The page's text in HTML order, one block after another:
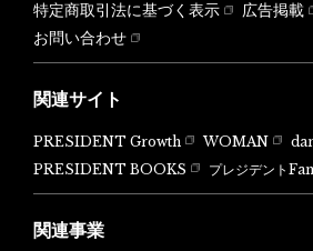
特定商取引法に基づく表示
広告掲載
お問い合わせ
関連サイト
PRESIDENT Growth WOMAN
PRESIDENT BOOKS
プレジデント
関連事業